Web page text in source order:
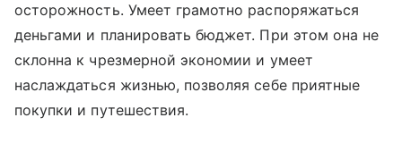
осторожность. Умеет грамотно распоряжаться
деньгами и планировать бюджет. При этом она не
склонна к чрезмерной экономии и умеет
наслаждаться жизнью, позволяя себе приятные
покупки и путешествия.